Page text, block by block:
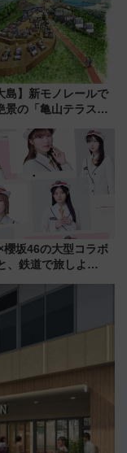
島】新モノレールで
景の「亀山テラス
な日帰りプランも登
櫻坂46の大型コラボ
、鉄道で旅しよ
庄内へ